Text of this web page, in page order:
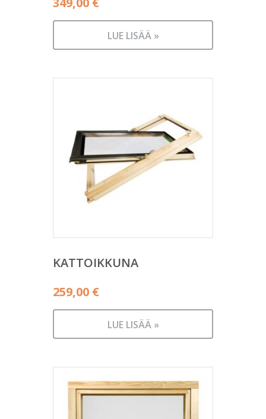
LUE LISÄÄ »
KATTOIKKUNA
259,00 €
LUE LISÄÄ »